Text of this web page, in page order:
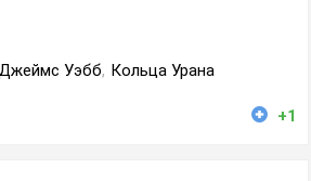
Уэбб, Кольца Урана
+1